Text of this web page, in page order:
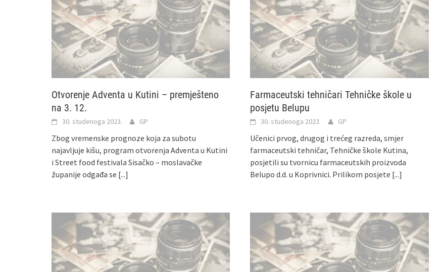
Otvorenje Adventa u Kutini – premješteno
na 3. 12.
30. studenoga 2023. GP
Zbog vremenske prognoze koja za subotu
najavljuje kišu, program otvorenja Adventa u Kutini
i Street food festivala Sisačko – moslavačke
županije odgađa se [...]
Farmaceutski tehničari Tehničke škole u
posjetu Belupu
30. studenoga 2023. GP
Učenici prvog, drugog i trećeg razreda, smjer
farmaceutski tehničar, Tehničke škole Kutina,
posjetili su tvornicu farmaceutskih proizvoda
Belupo d.d. u Koprivnici. Prilikom posjete [...]